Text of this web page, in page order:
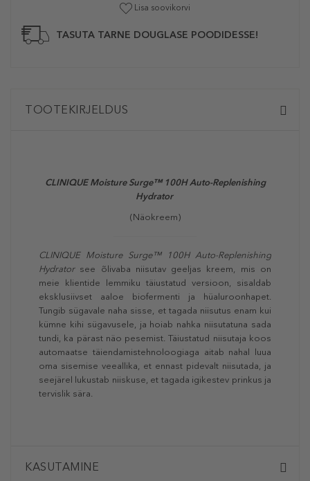
Lisa soovikorvi
TASUTA TARNE DOUGLASE POODIDESSE!
TOOTEKIRJELDUS
CLINIQUE Moisture Surge™ 100H Auto-Replenishing
Hydrator
(Näokreem)
CLINIQUE Moisture Surge™ 100H Auto-Replenishing
Hydrator see õlivaba niisutav geeljas kreem, mis on
meie klientide lemmiku täiustatud versioon, sisaldab
eksklusiivset aaloe biofermenti ja hüaluroonhapet.
Tungib sügavale naha sisse, et tagada niisutus enam kui
kümne kihi sügavusele, ja hoiab nahka niisutatuna sada
tundi, ka pärast näo pesemist. Täiustatud niisutaja koos
automaatse täiendamistehnoloogiaga aitab nahal luua
oma sisemise veeallika, et ennast pidevalt niisutada, ja
seejärel lukustab niiskuse, et tagada igikestev prinkus ja
tervislik sära.
KASUTAMINE